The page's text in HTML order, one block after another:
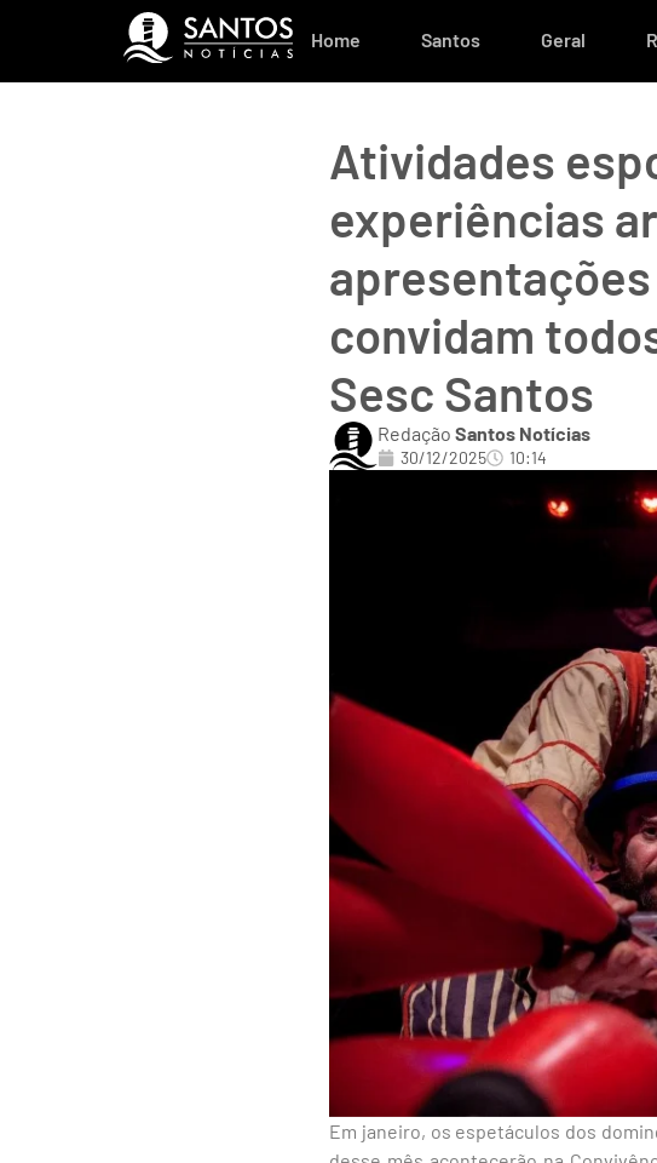
Home Santos Geral
Atividades
experiências
convidam
Sesc Santos
Redação Santos Notícias
30/12/2025 10:14
Em janeiro, os espetáculos dos